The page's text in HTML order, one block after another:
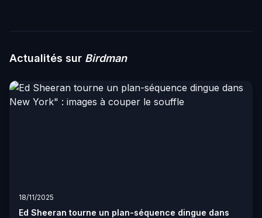
Actualités sur Birdman
18/11/2025
Ed Sheeran tourne un plan-séquence dingue dans